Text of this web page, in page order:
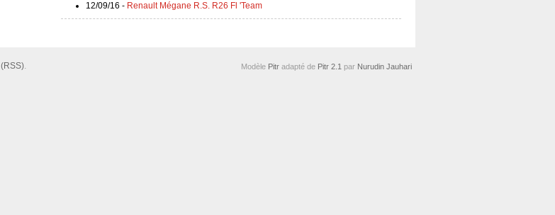
12/09/16 - Renault Mégane R.S. R26 Fl 'Team
Modèle Pitr adapté de Pitr 2.1 par Nurudin Jauhari